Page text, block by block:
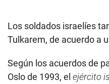
Los soldados israelíes
Tulkarem, de acuerdo a
Según los acuerdos de
Oslo de 1993, el ejército